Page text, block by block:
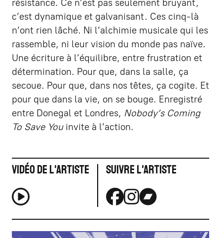
résistance. Ce n’est pas seulement bruyant,
c’est dynamique et galvanisant. Ces cinq-là
n’ont rien lâché. Ni l’alchimie musicale qui les
rassemble, ni leur vision du monde pas naïve.
Une écriture à l’équilibre, entre frustration et
détermination. Pour que, dans la salle, ça
secoue. Pour que, dans nos têtes, ça cogite. Et
pour que dans la vie, on se bouge. Enregistré
entre Donegal et Londres, Nobody’s Coming
To Save Youinvite à l’action.
Vidéo de l'artiste Suivre l'artiste